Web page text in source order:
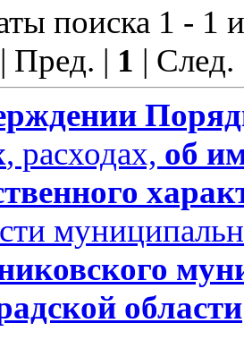
поиска 1 - 1
Пред. | 1 |
, расходах, об
области